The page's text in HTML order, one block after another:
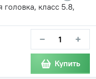
класс 5.8,
− +
Купить